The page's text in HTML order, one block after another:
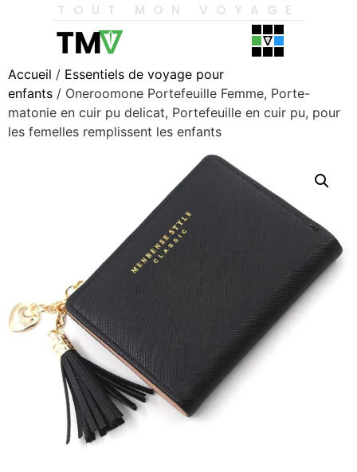
TOUT MON VOYAGE
Accueil / Essentiels de voyage pour
enfants / Oneroomone Portefeuille Femme, Porte-
matonie en cuir pu delicat, Portefeuille en cuir pu, pour
les femelles remplissent les enfants